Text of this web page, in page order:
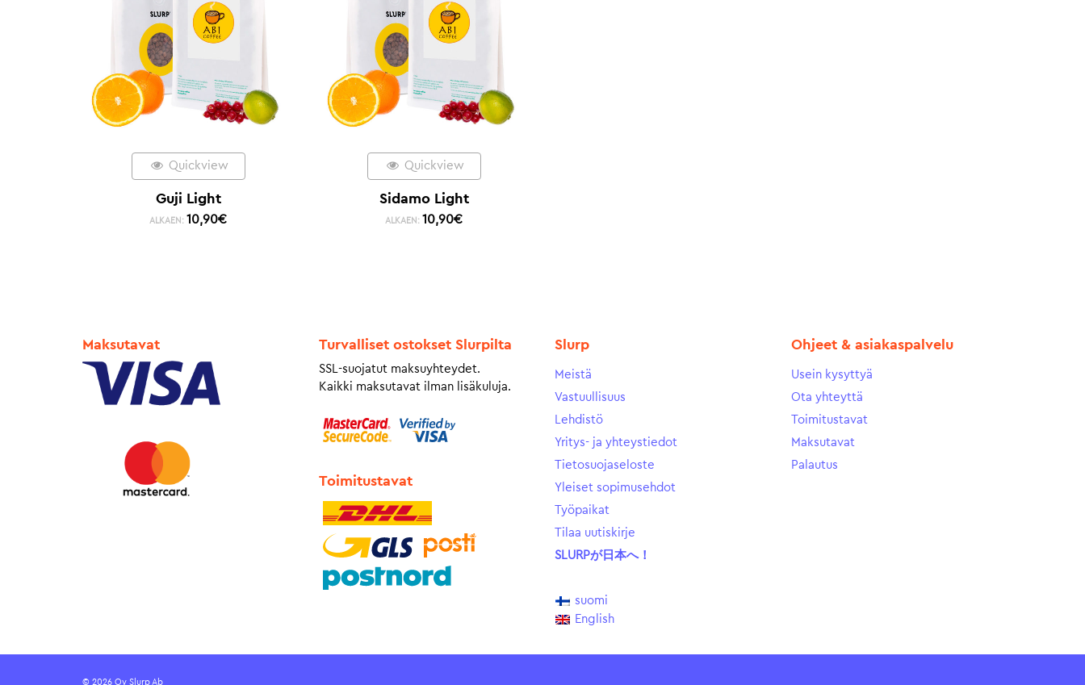
Quickview
Guji Light
ALKAEN: 10,90€
Quickview
Sidamo Light
ALKAEN: 10,90€
Maksutavat Turvalliset ostokset Slurpilta
SSL-suojatut maksuyhteydet.
Kaikki maksutavat ilman lisäkuluja.
Toimitustavat
Slurp
Meistä
Vastuullisuus
Lehdistö
Yritys- ja yhteystiedot
Tietosuojaseloste
Yleiset sopimusehdot
Työpaikat
Tilaa uutiskirje
SLURPが日本へ！
suomi
English
Ohjeet & asiakaspalvelu
Usein kysyttyä
Ota yhteyttä
Toimitustavat
Maksutavat
Palautus
© 2026 Oy Slurp Ab